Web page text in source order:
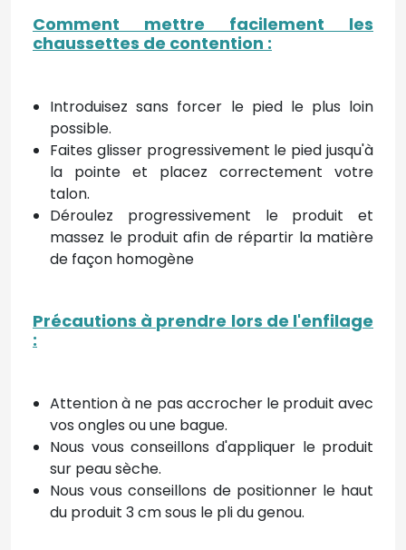
Comment mettre facilement les
chaussettes de contention :
Introduisez sans forcer le pied le plus loin
possible.
Faites glisser progressivement le pied jusqu'à
la pointe et placez correctement votre
talon.
Déroulez progressivement le produit et
massez le produit afin de répartir la matière
de façon homogène
Précautions à prendre lors de l'enfilage
:
Attention à ne pas accrocher le produit avec
vos ongles ou une bague.
Nous vous conseillons d'appliquer le produit
sur peau sèche.
Nous vous conseillons de positionner le haut
du produit 3 cm sous le pli du genou.